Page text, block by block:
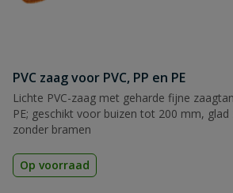
PVC zaag voor PVC, PP en PE
Lichte PVC-zaag met geharde fijne
PE; geschikt voor buizen tot 200 mm,
zonder bramen
Op voorraad